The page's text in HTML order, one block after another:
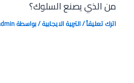
من الذي يصنع السلوك؟
اترك تعليقاً/التربية الايجابية/ بواسطة